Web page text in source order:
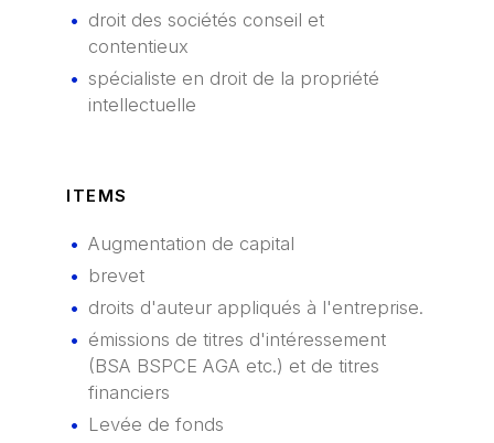
Accueil
Nos compétences
Constellation Médiation
Nos partenaires
Nous rejoindre
Les Smart Diagnostics
Blog
droit des sociétés conseil et
contentieux
spécialiste en droit de la propriété
intellectuelle
ITEMS
Augmentation de capital
brevet
droits d'auteur appliqués à l'entreprise.
émissions de titres d'intéressement
(BSA BSPCE AGA etc.) et de titres
financiers
Levée de fonds
CONTACTEZ-NOUS
Nous écrire un mail